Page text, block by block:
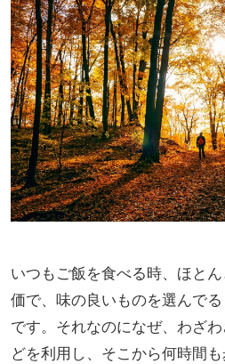
いつもご飯を食べる時、ほと
価で、味の良いものを選んで
です。それなのになぜ、わざ
どを利用し、そこから何時間